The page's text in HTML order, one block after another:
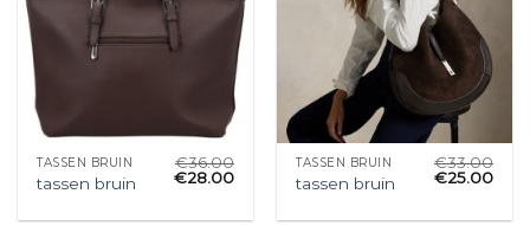
TASSEN BRUIN
tassen bruin
€36.00
€28.00
TASSEN BRUIN
tassen bruin
€33.00
€25.00